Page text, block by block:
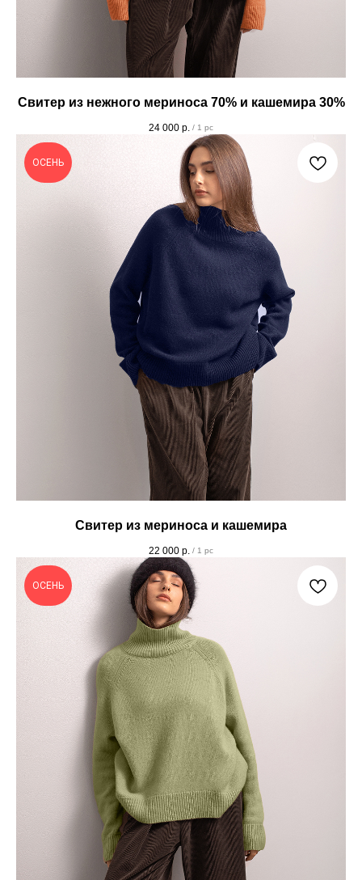
Свитер из нежного мериноса 70% и кашемира 30%
24 000 р. / 1 pc
ОСЕНЬ
Свитер из мериноса и кашемира
22 000 р. / 1 pc
ОСЕНЬ